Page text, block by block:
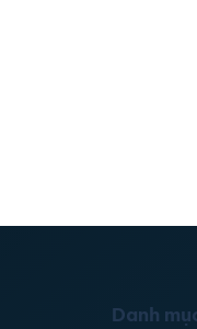
Danh